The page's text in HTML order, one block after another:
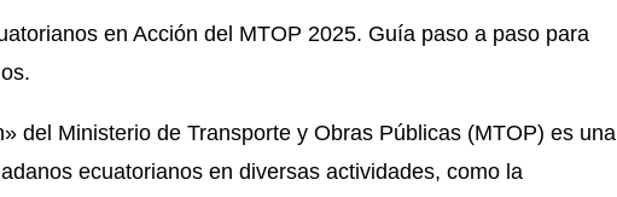
en Acción del MTOP 2025. Guía paso a paso para
del Ministerio de Transporte y Obras Públicas (MTOP) es una
ecuatorianos en diversas actividades, como la